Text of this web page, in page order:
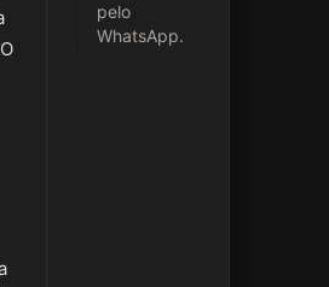
pelo
WhatsApp.